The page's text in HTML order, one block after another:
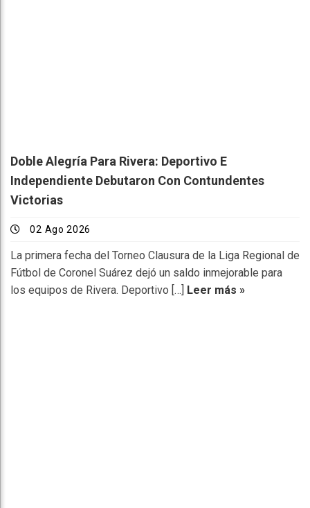
Doble Alegría Para Rivera: Deportivo E
Independiente Debutaron Con Contundentes
Victorias
02 Ago 2026
La primera fecha del Torneo Clausura de la Liga Regional de
Fútbol de Coronel Suárez dejó un saldo inmejorable para
los equipos de Rivera. Deportivo […] Leer más »